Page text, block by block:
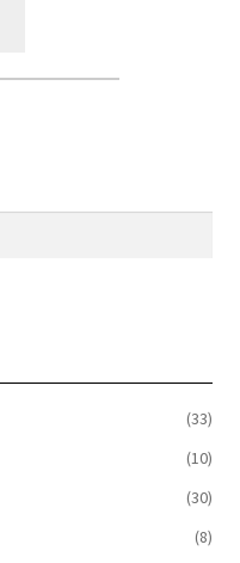
(33)
(10)
(30)
(8)